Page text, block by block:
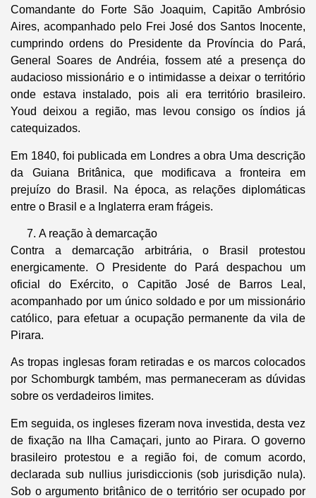
Comandante do Forte São Joaquim, Capitão Ambrósio
Aires, acompanhado pelo Frei José dos Santos Inocente,
cumprindo ordens do Presidente da Província do Pará,
General Soares de Andréia, fossem até a presença do
audacioso missionário e o intimidasse a deixar o território
onde estava instalado, pois ali era território brasileiro.
Youd deixou a região, mas levou consigo os índios já
catequizados.
Em 1840, foi publicada em Londres a obra Uma descrição
da Guiana Britânica, que modificava a fronteira em
prejuízo do Brasil. Na época, as relações diplomáticas
entre o Brasil e a Inglaterra eram frágeis.
A reação à demarcação
Contra a demarcação arbitrária, o Brasil protestou
energicamente. O Presidente do Pará despachou um
oficial do Exército, o Capitão José de Barros Leal,
acompanhado por um único soldado e por um missionário
católico, para efetuar a ocupação permanente da vila de
Pirara.
As tropas inglesas foram retiradas e os marcos colocados
por Schomburgk também, mas permaneceram as dúvidas
sobre os verdadeiros limites.
Em seguida, os ingleses fizeram nova investida, desta vez
de fixação na Ilha Camaçari, junto ao Pirara. O governo
brasileiro protestou e a região foi, de comum acordo,
declarada sub nullius jurisdiccionis (sob jurisdição nula).
Sob o argumento britânico de o território ser ocupado por